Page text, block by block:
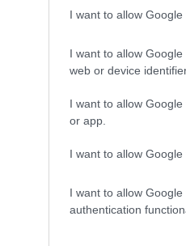
I want to allow
I want to allow
web or device
I want to allow
or app.
I want to allow
I want to allow
authentication
58χρονου δήλωσε
θάψει τη σορό του